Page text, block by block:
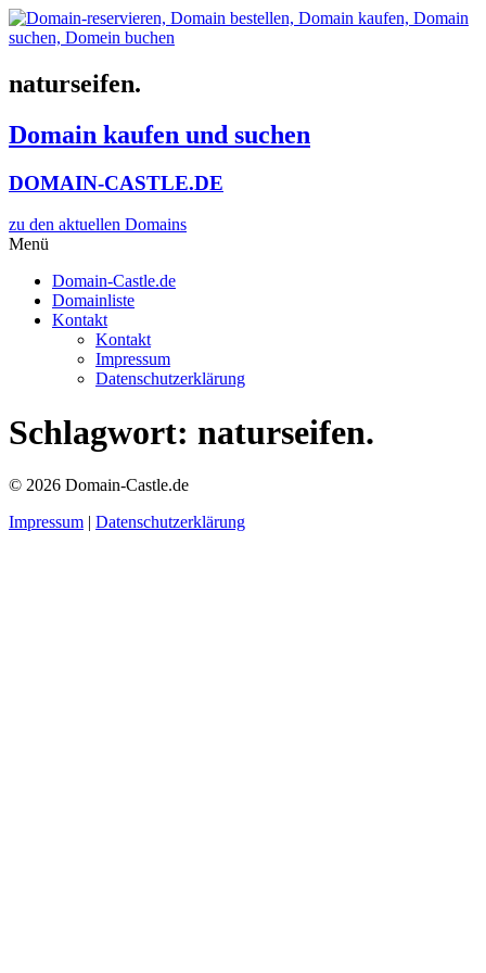
Zum
Inhalt
naturseifen.
Domain kaufen und suchen
DOMAIN-CASTLE.DE
zu den aktuellen Domains​
Menü
Domain-Castle.de
Domainliste
Kontakt
Kontakt
Impressum
Datenschutzerklärung
Schlagwort: naturseifen.
© 2026 Domain-Castle.de
Impressum | Datenschutzerklärung